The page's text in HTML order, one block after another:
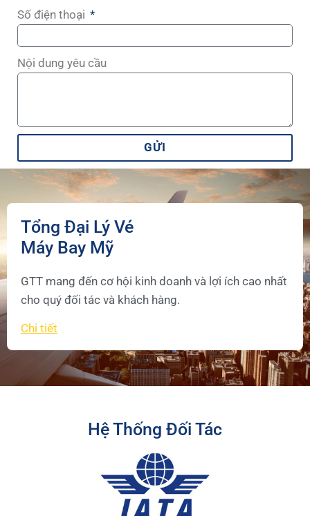
Số điện thoại
Nội dung yêu cầu
GỬI
Tổng Đại Lý Vé
Máy Bay Mỹ
GTT mang đến cơ hội kinh doanh và lợi ích cao nhất
cho quý đối tác và khách hàng.
Chi tiết
Hệ Thống Đối Tác